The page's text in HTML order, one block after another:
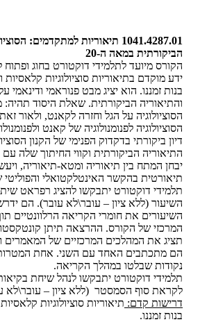
1041.4287.01 תיאוריות למתקדמים:
הביקורתית במאה ה-20
הקורס מיועד לתלמידי דוקטורט בחוג
ידע מוקדם בתיאוריות סוציולוגיות קלאסיות
בנות זמננו. הוא יציג מבט פנוראמי ודינאמי
והתיאוריה הביקורתית. שאלת היסוד תהיה:
הסוציולוגיה על הגל וחזרה לקאנט, ולאור
הסוציולוגיה לפנומנולוגיה של קאנט
דיון ביקורתי בדקדוק הפנימי של הקנון
התיאוריה הביקורתית וקווי החיתוך שלה עם
יבחן המתח בין תיאוריה ומטא-תיאוריה,
תיאורטית בהקשר האינטלקטואלי
תלמידי דוקטורט יתבקשו להציג רפראט
השיעור (ללא ציון – עובר\לא עובר). הם
השיעורים את חומרי הקריאה הרלוונטיים
המרכזי של הקורס. ההרצאה תיתן
תציג את המהלכים המרכזיים של המאמרים
הם מתכתבים האחד עם השני. אחת המטרות
נקודות שבלטו במהלך הקריאה.
תלמידי דוקטורט יתבקשו לנהל שיחת
לקראת סוף הסמסטר (ללא ציון – עובר\לא
דרישות קדם: תיאוריות סוציולוגיות קלאסיות
בנות זמננו.